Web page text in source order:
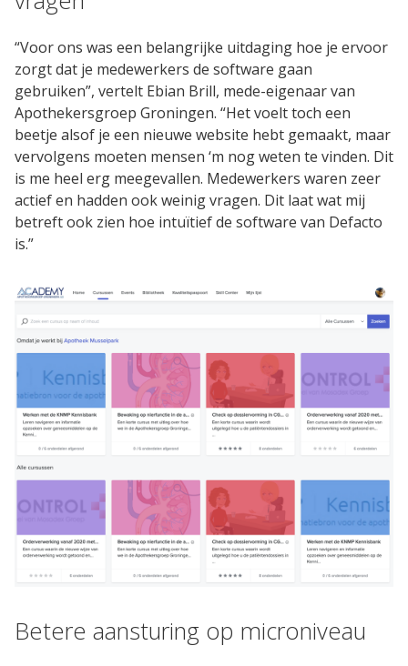
Zorgonderwijs met EPA's
Performance Support
Microlearning
Diensten
Implementaties
SaaS
Klanten
Klantenbestand
Resources
E-books & White Papers
Events & Webinars
Productsheets
“Voor ons was een belangrijke uitdaging hoe je ervoor
zorgt dat je medewerkers de software gaan
gebruiken”, vertelt Ebian Brill, mede-eigenaar van
Apothekersgroep Groningen. “Het voelt toch een
beetje alsof je een nieuwe website hebt gemaakt, maar
vervolgens moeten mensen ‘m nog weten te vinden. Dit
is me heel erg meegevallen. Medewerkers waren zeer
actief en hadden ook weinig vragen. Dit laat wat mij
betreft ook zien hoe intuïtief de software van Defacto
is.”
Betere aansturing op microniveau